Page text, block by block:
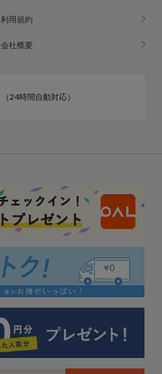
利用規約
会社概要
（24時間自動対応）